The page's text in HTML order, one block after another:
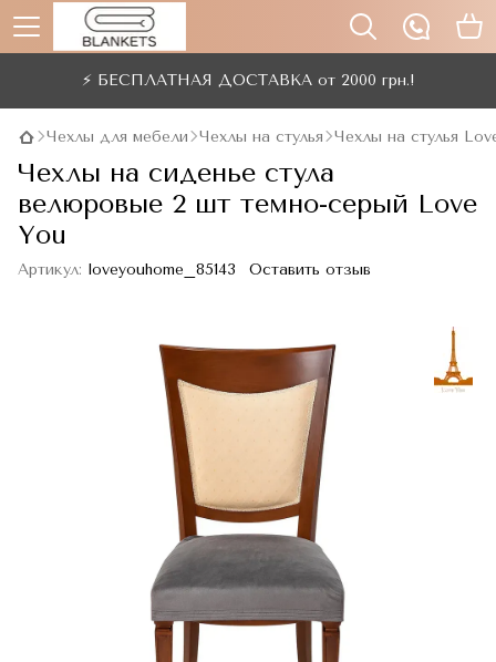
⚡ БЕСПЛАТНАЯ ДОСТАВКА от 2000 грн.!
Чехлы для мебели Чехлы на стулья Чехлы на стулья
Чехлы на сиденье стула
велюровые 2 шт темно-серый Love
You
Артикул: loveyouhome_85143 Оставить отзыв